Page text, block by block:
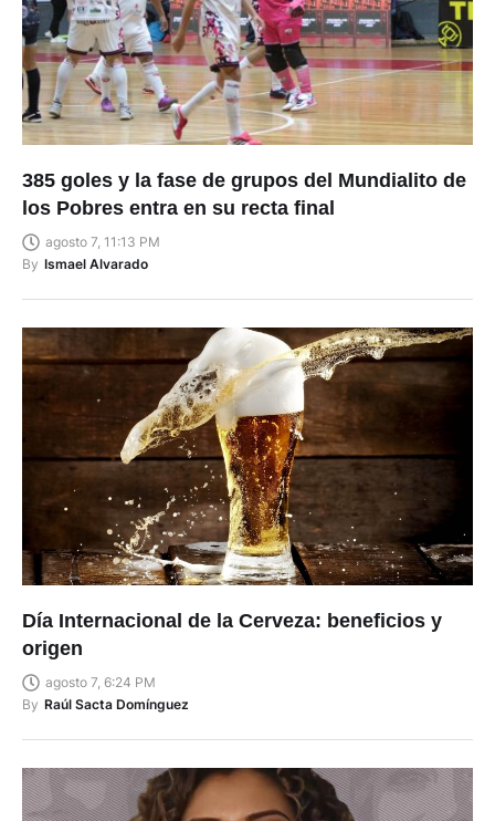
385 goles y la fase de grupos del Mundialito de
los Pobres entra en su recta final
agosto 7, 11:13 PM
By Ismael Alvarado
Día Internacional de la Cerveza: beneficios y
origen
agosto 7, 6:24 PM
By Raúl Sacta Domínguez